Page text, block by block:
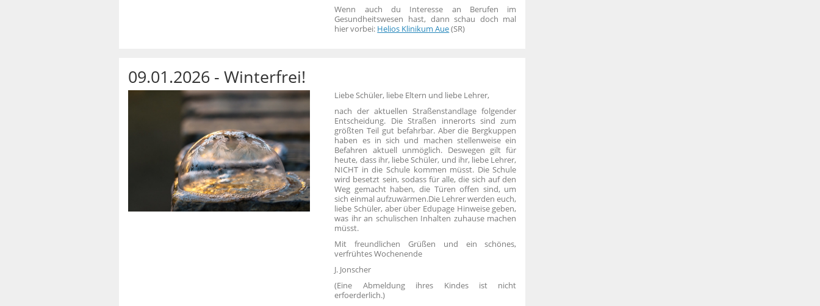
Wenn auch du Interesse an Berufen im
Gesundheitswesen hast, dann schau doch mal
hier vorbei: Helios Klinikum Aue(SR)
09.01.2026 - Winterfrei!
Liebe Schüler, liebe Eltern und liebe Lehrer,
nach der aktuellen Straßenstandlage folgender
Entscheidung. Die Straßen innerorts sind zum
größten Teil gut befahrbar. Aber die Bergkuppen
haben es in sich und machen stellenweise ein
Befahren aktuell unmöglich. Deswegen gilt für
heute, dass ihr, liebe Schüler, und ihr, liebe Lehrer,
NICHT in die Schule kommen müsst. Die Schule
wird besetzt sein, sodass für alle, die sich auf den
Weg gemacht haben, die Türen offen sind, um
sich einmal aufzuwärmen.Die Lehrer werden euch,
liebe Schüler, aber über Edupage Hinweise geben,
was ihr an schulischen Inhalten zuhause machen
müsst.
Mit freundlichen Grüßen und ein schönes,
verfrühtes Wochenende
J. Jonscher
(Eine Abmeldung ihres Kindes ist nicht
erfoerderlich.)